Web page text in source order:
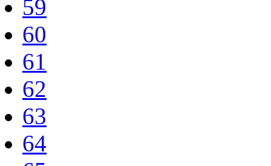
59
60
61
62
63
64